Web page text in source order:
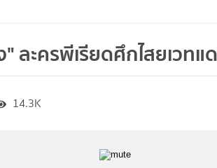
ะครพีเรียดศึกไสยเวทแ
14.3K